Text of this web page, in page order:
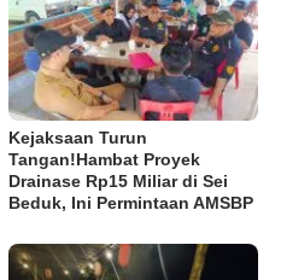
Kejaksaan Turun
Tangan!Hambat Proyek
Drainase Rp15 Miliar di Sei
Beduk, Ini Permintaan AMSBP